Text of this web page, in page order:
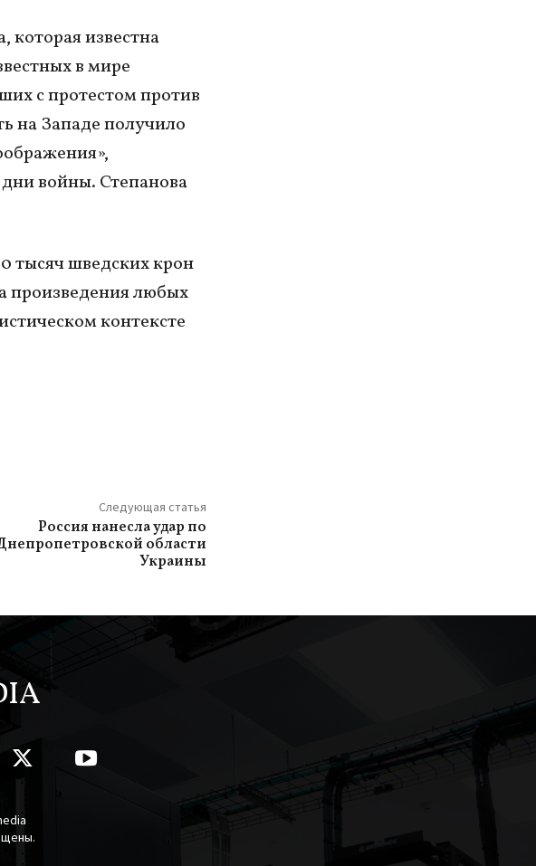
которая известна
в мире
с протестом против
на Западе получило
войны. Степанова
тысяч шведских крон
произведения любых
контексте
Следующая статья
Россия нанесла удар по
области
Украины